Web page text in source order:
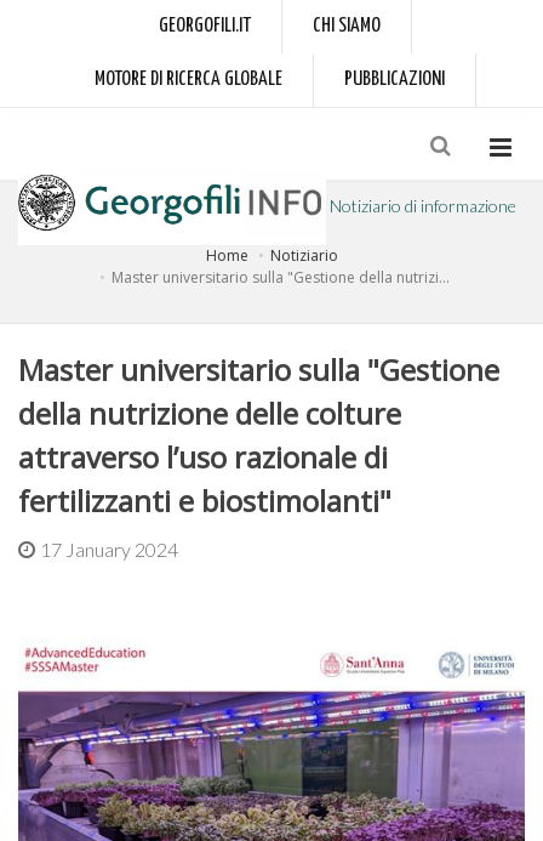
GEORGOFILI.IT CHI SIAMO
MOTORE DI RICERCA GLOBALE PUBBLICAZIONI
Notiziario di informazione
a cura dell'Accademia dei Georgofili
Home
Notiziario
Master universitario sulla "Gestione della nutrizi...
Master universitario sulla "Gestione
della nutrizione delle colture
attraverso l’uso razionale di
fertilizzanti e biostimolanti"
17 January 2024